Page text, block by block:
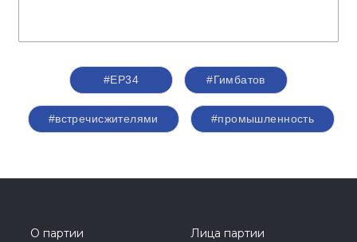
#ЕР34 #Гимбатов
#встречисжителями #промышленность
О партии
Лица партии